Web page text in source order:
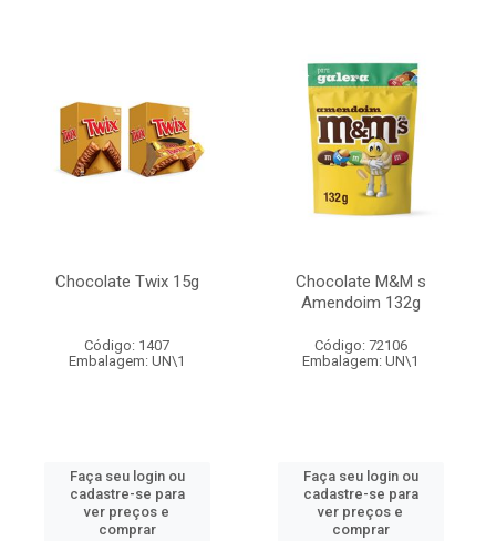
Chocolate Twix 15g
Código: 1407
Embalagem: UN\1
Faça seu login ou
cadastre-se para
ver preços e
comprar
Chocolate M&M s
Amendoim 132g
Código: 72106
Embalagem: UN\1
Faça seu login ou
cadastre-se para
ver preços e
comprar